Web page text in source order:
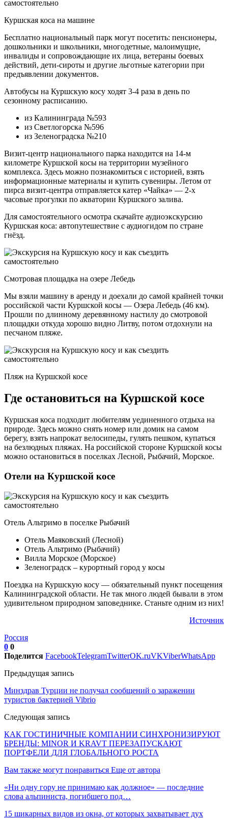
Куршская коса на машине
Бесплатно национальный парк могут посетить: пенсионеры,
дошкольники и школьники, многодетные, малоимущие,
инвалиды и сопровождающие их лица, ветераны боевых
действий, дети-сироты и другие льготные категории при
предъявлении документов.
Автобусы на Куршскую косу ходят 3-4 раза в день по
сезонному расписанию.
из Калининграда №593
из Светлогорска №596
из Зеленоградска №210
Визит-центр национального парка находится на 14-м
километре Куршской косы на территории музейного
комплекса. Здесь можно познакомиться с историей, взять
информационные материалы и купить сувениры. Летом от
пирса визит-центра отправляется катер «Чайка» — 2-х
часовые прогулки по акватории Куршского залива.
Для самостоятельного осмотра скачайте аудиоэкскурсию
Куршская коса: автопутешествие с аудиогидом по стране
гнёзд.
Смотровая площадка на озере Лебедь
Мы взяли машину в аренду и доехали до самой крайней точки
российской части Куршской косы — Озера Лебедь (46 км).
Прошли по длинному деревянному настилу до смотровой
площадки откуда хорошо видно Литву, потом отдохнули на
песчаном пляже.
Пляж на Куршской косе
Где остановиться на Куршской косе
Куршская коса подходит любителям уединенного отдыха на
природе. Здесь можно снять номер или домик на самом
берегу, взять напрокат велосипеды, гулять пешком, купаться
на безлюдных пляжах. На российской стороне Куршской косы
можно остановиться в поселках Лесной, Рыбачий, Морское.
Отели на Куршской косе
Отель Альтримо в поселке Рыбачий
Отель Маяковский (Лесной)
Отель Альтримо (Рыбачий)
Вилла Морское (Морское)
Зеленоградск – курортный город у косы
Поездка на Куршскую косу — обязательный пункт посещения
Калининградской области. Не так много людей бывали в этом
удивительном природном заповеднике. Станьте одним из них!
Источник
Россия
0 0
Поделится FacebookTelegramTwitterOK.ruVKViberWhatsApp
Предыдущая запись
Минздрав Турции не получал сообщений о заражении
туристов бактерией Vibrio
Следующая запись
КАК ГОСТИНИЧНЫЕ КОМПАНИИ СИНХРОНИЗИРУЮТ
БРЕНДЫ: MINOR И KRAVT ПЕРЕЗАПУСКАЮТ
ПОРТФЕЛИ ДЛЯ ГЛОБАЛЬНОГО РОСТА
Вам также могут понравиться Еще от автора
«Ни одну гору не принимаю как должное» — последние
слова альпиниста, погибшего под…
15 шикарных видов из окна, от которых захватывает дух